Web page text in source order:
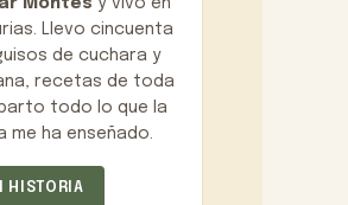
Montes y vivo en
Llevo cincuenta
de cuchara y
recetas de toda
todo lo que la
me ha enseñado.
HISTORIA